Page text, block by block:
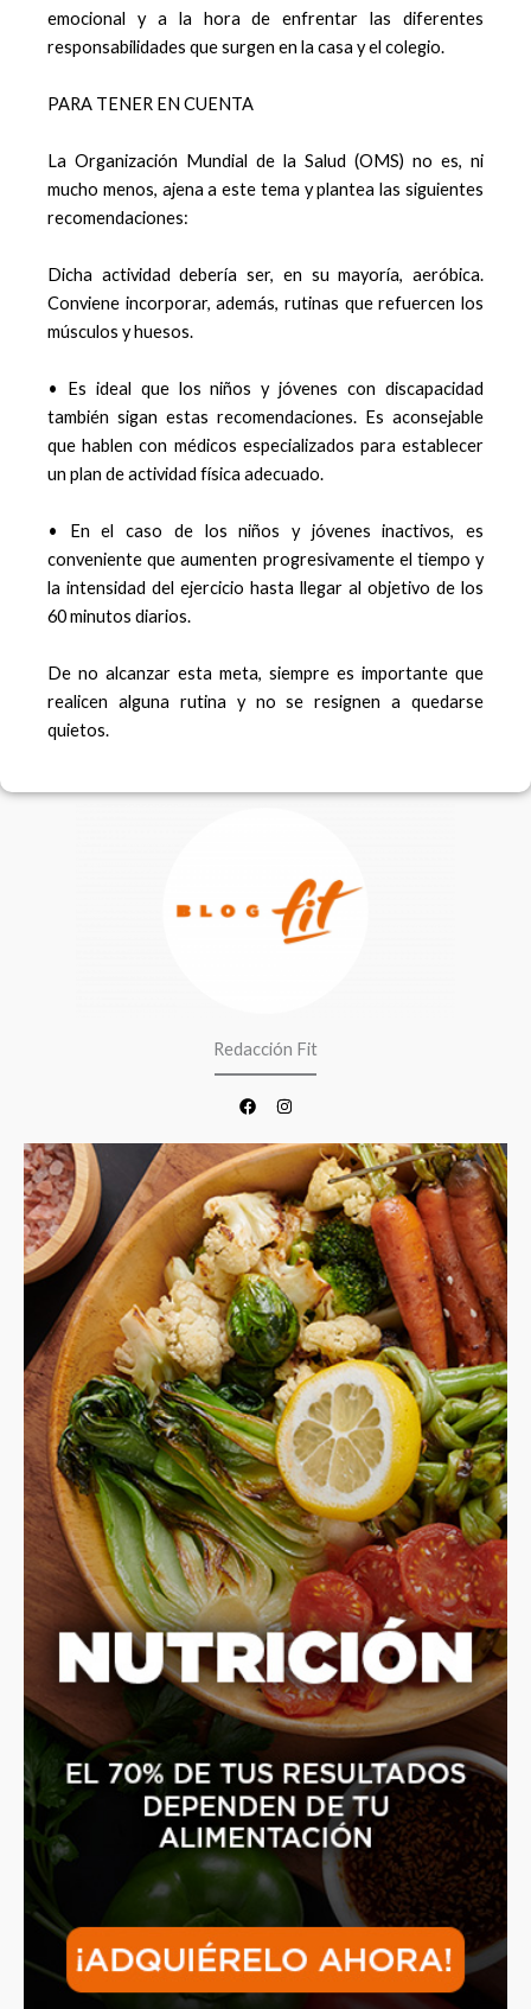
emocional y a la hora de enfrentar las diferentes
responsabilidades que surgen en la casa y el colegio.
PARA TENER EN CUENTA
La Organización Mundial de la Salud (OMS) no es, ni
mucho menos, ajena a este tema y plantea las siguientes
recomendaciones:
Dicha actividad debería ser, en su mayoría, aeróbica.
Conviene incorporar, además, rutinas que refuercen los
músculos y huesos.
• Es ideal que los niños y jóvenes con discapacidad
también sigan estas recomendaciones. Es aconsejable
que hablen con médicos especializados para establecer
un plan de actividad física adecuado.
• En el caso de los niños y jóvenes inactivos, es
conveniente que aumenten progresivamente el tiempo y
la intensidad del ejercicio hasta llegar al objetivo de los
60 minutos diarios.
De no alcanzar esta meta, siempre es importante que
realicen alguna rutina y no se resignen a quedarse
quietos.
Redacción Fit
o
g
r
a
m